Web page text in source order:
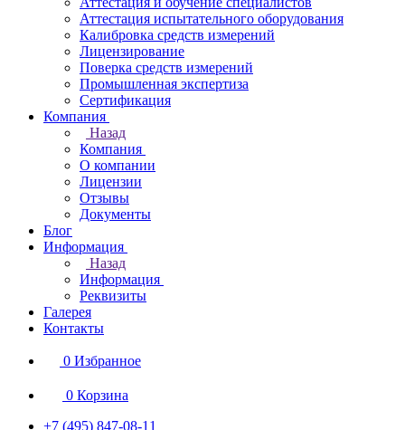
Аттестация испытательного оборудования
Калибровка средств измерений
Лицензирование
Поверка средств измерений
Промышленная экспертиза
Сертификация
Компания
Назад
Компания
О компании
Лицензии
Отзывы
Документы
Блог
Информация
Назад
Информация
Реквизиты
Галерея
Контакты
0 Избранное
0 Корзина
+7 (495) 847-08-11